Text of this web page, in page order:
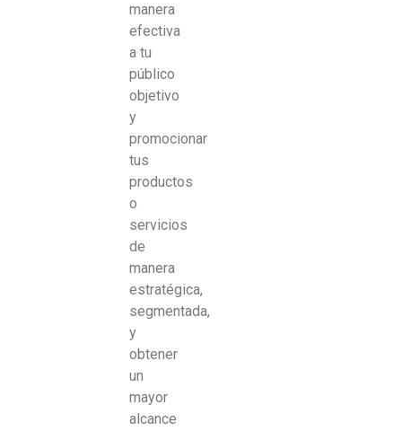
manera
efectiva
a tu
público
objetivo
y
promocionar
tus
productos
o
servicios
de
manera
estratégica,
segmentada,
y
obtener
un
mayor
alcance